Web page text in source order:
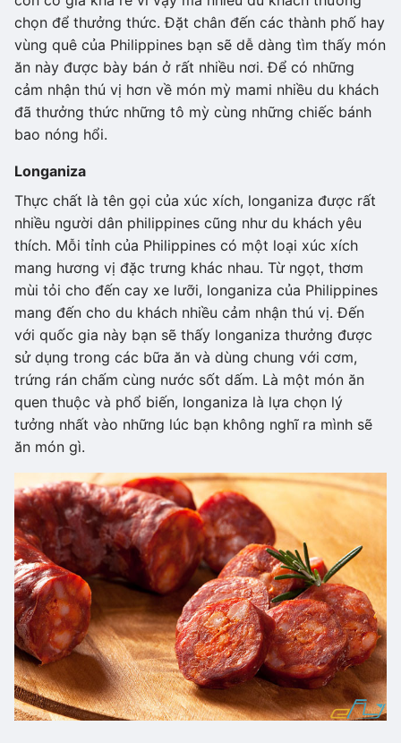
chọn để thưởng thức. Đặt chân đến các thành phố hay
vùng quê của Philippines bạn sẽ dễ dàng tìm thấy món
ăn này được bày bán ở rất nhiều nơi. Để có những
cảm nhận thú vị hơn về món mỳ mami nhiều du khách
đã thưởng thức những tô mỳ cùng những chiếc bánh
bao nóng hổi.
Longaniza
Thực chất là tên gọi của xúc xích, longaniza được rất
nhiều người dân philippines cũng như du khách yêu
thích. Mỗi tỉnh của Philippines có một loại xúc xích
mang hương vị đặc trưng khác nhau. Từ ngọt, thơm
mùi tỏi cho đến cay xe lưỡi, longaniza của Philippines
mang đến cho du khách nhiều cảm nhận thú vị. Đến
với quốc gia này bạn sẽ thấy longaniza thưởng được
sử dụng trong các bữa ăn và dùng chung với cơm,
trứng rán chấm cùng nước sốt dấm. Là một món ăn
quen thuộc và phổ biến, longaniza là lựa chọn lý
tưởng nhất vào những lúc bạn không nghĩ ra mình sẽ
ăn món gì.